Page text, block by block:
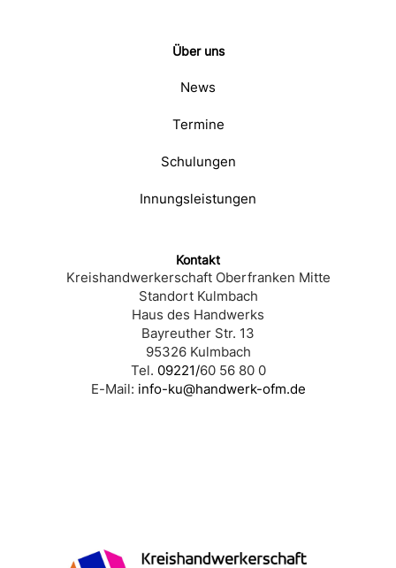
Über uns
News
Termine
Schulungen
Innungsleistungen
Kontakt
Kreishandwerkerschaft Oberfranken Mitte
Standort Kulmbach
Haus des Handwerks
Bayreuther Str. 13
95326 Kulmbach
Tel. 09221/60 56 80 0
E-Mail: info-ku@handwerk-ofm.de